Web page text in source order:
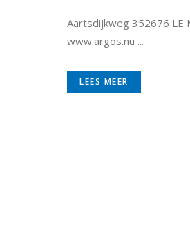
Aartsdijkweg 352676 LE
www.argos.nu ...
LEES MEER